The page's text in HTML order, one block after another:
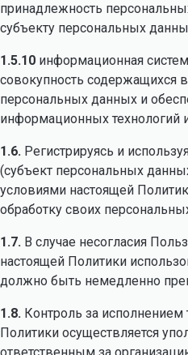
принадлежность
субъекту персональных
1.5.10 информационная
совокупность содержащихся
персональных данных и
информационных технологий
1.6. Регистрируясь и
(субъект персональных
условиями настоящей
обработку своих
1.7. В случае несогласия
настоящей Политики
должно быть немедленно
1.8. Контроль за
Политики осуществляется